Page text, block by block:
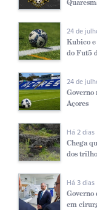
24 de
Kubico e
do Fut5
24 de
Governo
Açores
Há 2 dias
Chega
dos
Há 3 dias
Governo
em